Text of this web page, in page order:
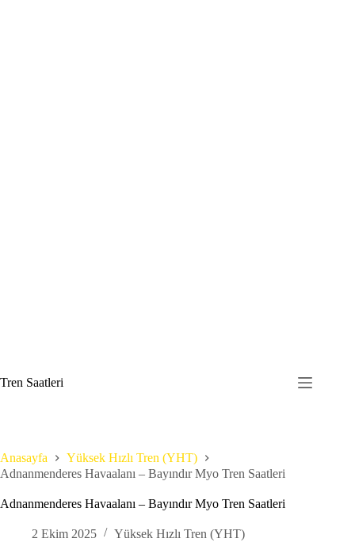
to
content
Tren Saatleri
Anasayfa
Yüksek Hızlı Tren (YHT)
Adnanmenderes Havaalanı – Bayındır Myo Tren Saatleri
Adnanmenderes Havaalanı – Bayındır Myo Tren Saatleri
2 Ekim 2025 Yüksek Hızlı Tren (YHT)